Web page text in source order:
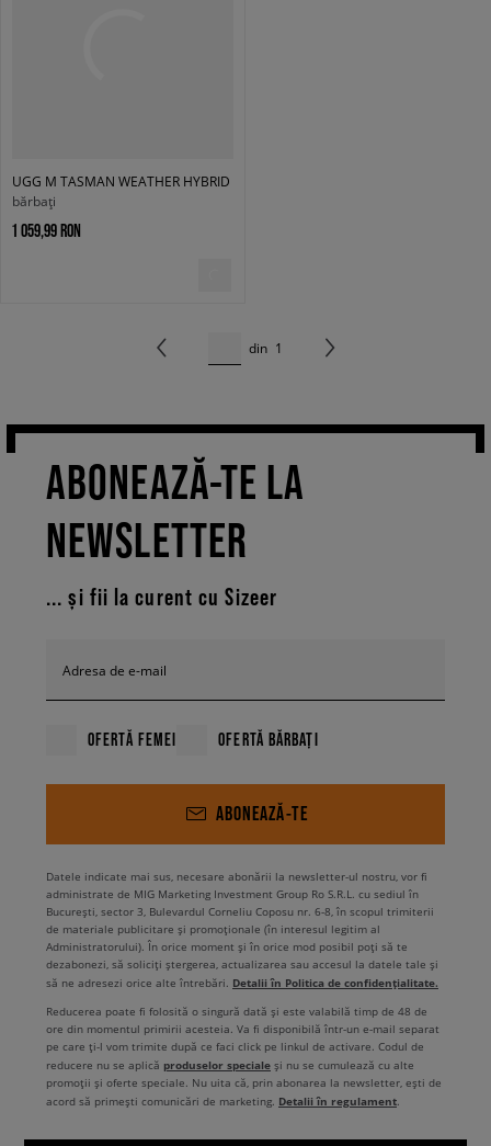
UGG M TASMAN WEATHER HYBRID
bărbați
1 059,99 RON
din 1
ABONEAZĂ-TE LA
NEWSLETTER
... și fii la curent cu Sizeer
Adresa de e-mail
OFERTĂ FEMEI OFERTĂ BĂRBAȚI
ABONEAZĂ-TE
Datele indicate mai sus, necesare abonării la newsletter-ul nostru, vor fi
administrate de MIG Marketing Investment Group Ro S.R.L. cu sediul în
București, sector 3, Bulevardul Corneliu Coposu nr. 6-8, în scopul trimiterii
de materiale publicitare și promoționale (în interesul legitim al
Administratorului). În orice moment și în orice mod posibil poți să te
dezabonezi, să soliciți ștergerea, actualizarea sau accesul la datele tale și
să ne adresezi orice alte întrebări. Detalii în Politica de confidențialitate.
Reducerea poate fi folosită o singură dată și este valabilă timp de 48 de
ore din momentul primirii acesteia. Va fi disponibilă într-un e-mail separat
pe care ți-l vom trimite după ce faci click pe linkul de activare. Codul de
reducere nu se aplică produselor speciale și nu se cumulează cu alte
promoții și oferte speciale. Nu uita că, prin abonarea la newsletter, ești de
acord să primești comunicări de marketing. Detalii în regulament